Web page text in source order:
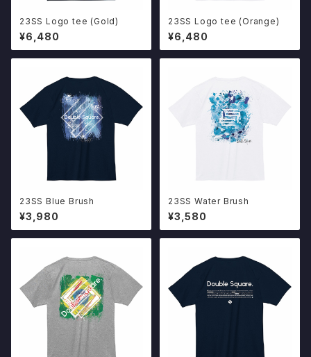
23SS Logo tee (Gold)
¥6,480
23SS Logo tee (Orange)
¥6,480
23SS Blue Brush
¥3,980
23SS Water Brush
¥3,580